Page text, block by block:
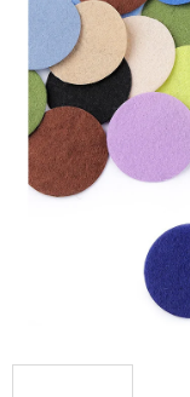
0,0
hviezdičiek.